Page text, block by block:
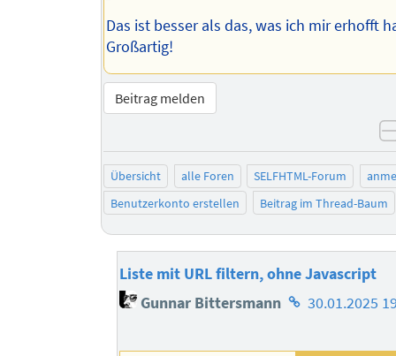
Das ist besser als das, was ich mir erhofft
Großartig!
Beitrag melden
Übersicht alle Foren SELFHTML-Forum
Benutzerkonto erstellen
Beitrag im Thread-Baum
Liste mit URL filtern, ohne Javascript
Gunnar Bittersmann Homepage
Autors
30.01.2025